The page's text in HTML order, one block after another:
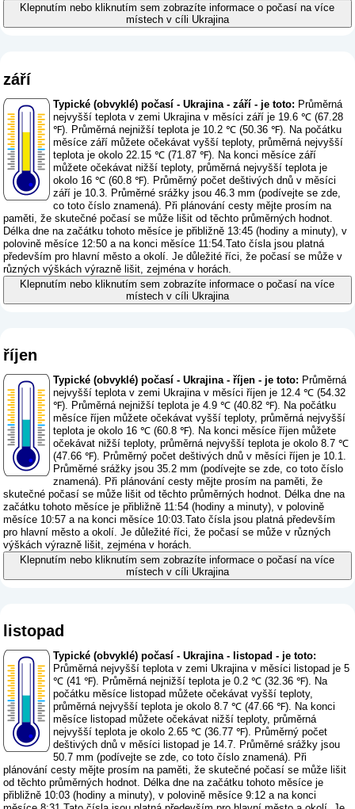
Klepnutím nebo kliknutím sem zobrazíte informace o počasí na více
místech v cíli Ukrajina
září
Typické (obvyklé) počasí - Ukrajina - září - je toto: Průměrná
nejvyšší teplota v zemi Ukrajina v měsíci září je 19.6 ℃ (67.28
℉). Průměrná nejnižší teplota je 10.2 ℃ (50.36 ℉). Na počátku
měsíce září můžete očekávat vyšší teploty, průměrná nejvyšší
teplota je okolo 22.15 ℃ (71.87 ℉). Na konci měsíce září
můžete očekávat nižší teploty, průměrná nejvyšší teplota je
okolo 16 ℃ (60.8 ℉). Průměrný počet deštivých dnů v měsíci
září je 10.3. Průměrné srážky jsou 46.3 mm (podívejte se zde,
co toto číslo znamená). Při plánování cesty mějte prosím na
paměti, že skutečné počasí se může lišit od těchto průměrných hodnot.
Délka dne na začátku tohoto měsíce je přibližně 13:45 (hodiny a minuty), v
polovině měsíce 12:50 a na konci měsíce 11:54.Tato čísla jsou platná
především pro hlavní město a okolí. Je důležité říci, že počasí se může v
různých výškách výrazně lišit, zejména v horách.
Klepnutím nebo kliknutím sem zobrazíte informace o počasí na více
místech v cíli Ukrajina
říjen
Typické (obvyklé) počasí - Ukrajina - říjen - je toto: Průměrná
nejvyšší teplota v zemi Ukrajina v měsíci říjen je 12.4 ℃ (54.32
℉). Průměrná nejnižší teplota je 4.9 ℃ (40.82 ℉). Na počátku
měsíce říjen můžete očekávat vyšší teploty, průměrná nejvyšší
teplota je okolo 16 ℃ (60.8 ℉). Na konci měsíce říjen můžete
očekávat nižší teploty, průměrná nejvyšší teplota je okolo 8.7 ℃
(47.66 ℉). Průměrný počet deštivých dnů v měsíci říjen je 10.1.
Průměrné srážky jsou 35.2 mm (podívejte se zde, co toto číslo
znamená). Při plánování cesty mějte prosím na paměti, že
skutečné počasí se může lišit od těchto průměrných hodnot. Délka dne na
začátku tohoto měsíce je přibližně 11:54 (hodiny a minuty), v polovině
měsíce 10:57 a na konci měsíce 10:03.Tato čísla jsou platná především
pro hlavní město a okolí. Je důležité říci, že počasí se může v různých
výškách výrazně lišit, zejména v horách.
Klepnutím nebo kliknutím sem zobrazíte informace o počasí na více
místech v cíli Ukrajina
listopad
Typické (obvyklé) počasí - Ukrajina - listopad - je toto:
Průměrná nejvyšší teplota v zemi Ukrajina v měsíci listopad je 5
℃ (41 ℉). Průměrná nejnižší teplota je 0.2 ℃ (32.36 ℉). Na
počátku měsíce listopad můžete očekávat vyšší teploty,
průměrná nejvyšší teplota je okolo 8.7 ℃ (47.66 ℉). Na konci
měsíce listopad můžete očekávat nižší teploty, průměrná
nejvyšší teplota je okolo 2.65 ℃ (36.77 ℉). Průměrný počet
deštivých dnů v měsíci listopad je 14.7. Průměrné srážky jsou
50.7 mm (podívejte se zde, co toto číslo znamená). Při
plánování cesty mějte prosím na paměti, že skutečné počasí se může lišit
od těchto průměrných hodnot. Délka dne na začátku tohoto měsíce je
přibližně 10:03 (hodiny a minuty), v polovině měsíce 9:12 a na konci